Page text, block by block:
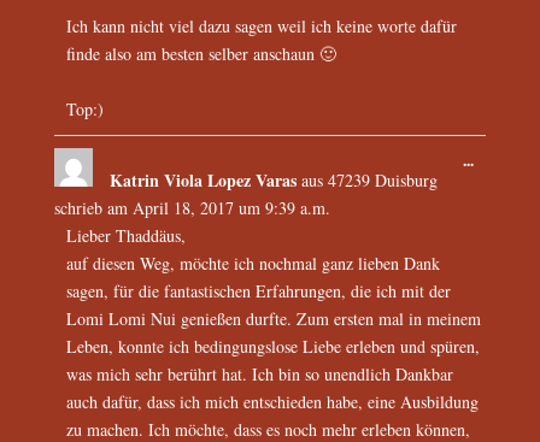
Ich kann nicht viel dazu sagen weil ich keine worte dafür
finde also am besten selber anschaun 🙂
Top:)
Katrin Viola Lopez Varas aus 47239 Duisburg
schrieb amApril 18, 2017 um 9:39 a.m.
Lieber Thaddäus,
auf diesen Weg, möchte ich nochmal ganz lieben Dank
sagen, für die fantastischen Erfahrungen, die ich mit der
Lomi Lomi Nui genießen durfte. Zum ersten mal in meinem
Leben, konnte ich bedingungslose Liebe erleben und spüren,
was mich sehr berührt hat. Ich bin so unendlich Dankbar
auch dafür, dass ich mich entschieden habe, eine Ausbildung
zu machen. Ich möchte, dass es noch mehr erleben können,
...